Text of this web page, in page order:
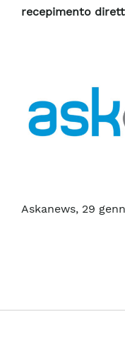
recepimento
Askanews, 29